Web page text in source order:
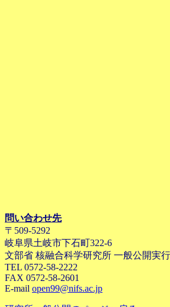
問い合わせ先
〒509-5292
岐阜県土岐市下石町322-6
文部省 核融合科学研究所 一般公開実
TEL 0572-58-2222
FAX 0572-58-2601
E-mail open99@nifs.ac.jp